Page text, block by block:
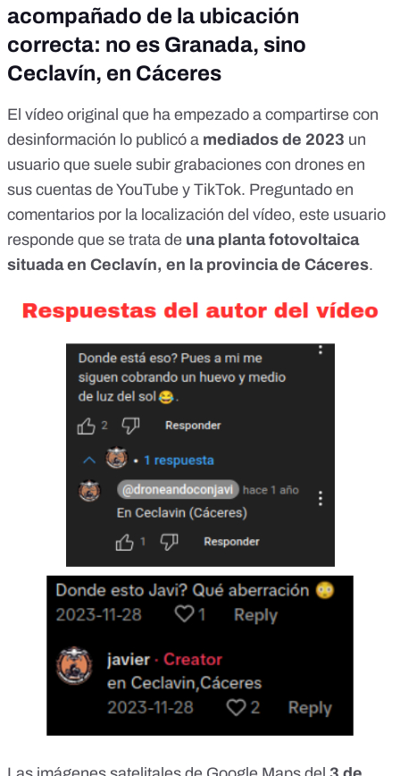
acompañado de la ubicación
correcta: no es Granada, sino
Ceclavín, en Cáceres
El vídeo original que ha empezado a compartirse con
desinformación lo publicó a mediados de 2023 un
usuario que suele subir grabaciones con drones en
sus cuentas de YouTube y TikTok. Preguntado en
comentarios por la localización del vídeo, este usuario
responde que se trata de una planta fotovoltaica
situada en Ceclavín, en la provincia de Cáceres.